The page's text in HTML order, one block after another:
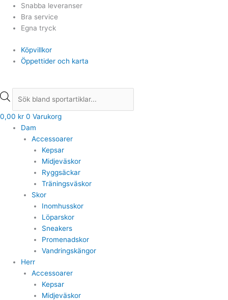
Hoppa
innehåll
Snabba leveranser
Bra service
Egna tryck
Köpvillkor
Öppettider och karta
Products
search
0,00 kr 0 Varukorg
Dam
Accessoarer
Kepsar
Midjeväskor
Ryggsäckar
Träningsväskor
Skor
Inomhusskor
Löparskor
Sneakers
Promenadskor
Vandringskängor
Herr
Accessoarer
Kepsar
Midjeväskor
Products
search